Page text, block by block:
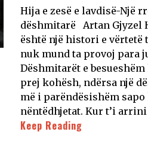
Hija e zesë e lavdisë-Një
dëshmitarë Artan Gjyzel
është një histori e vërtetë
nuk mund ta provoj para
Dëshmitarët e
prej kohësh, ndërsa një
më i parëndësishëm
nëntëdhjetat. Kur t’i
Keep Reading